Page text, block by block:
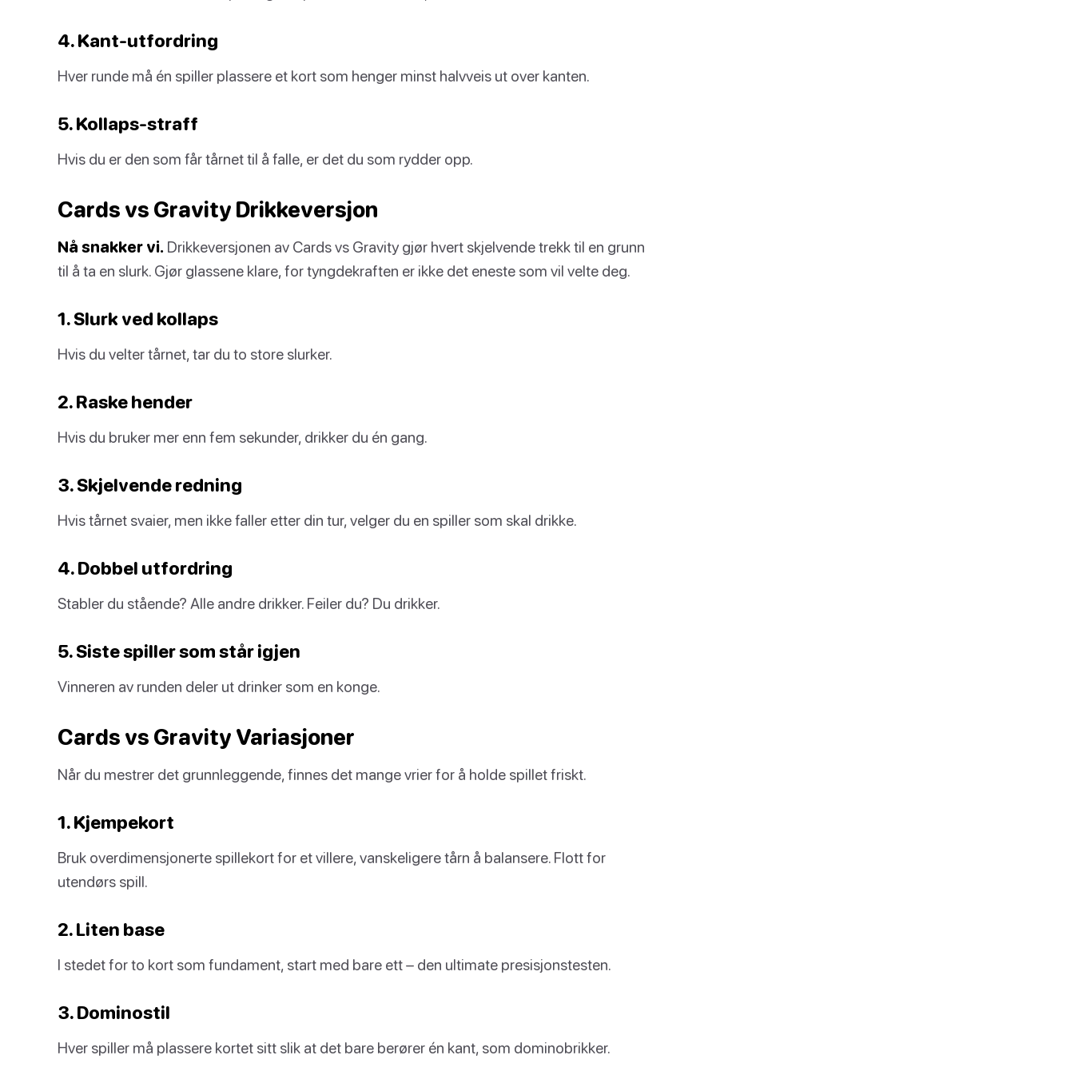
4. Kant-utfordring
Hver runde må én spiller plassere et kort som henger minst halvveis ut over kanten.
5. Kollaps-straff
Hvis du er den som får tårnet til å falle, er det du som rydder opp.
Cards vs Gravity Drikkeversjon
Nå snakker vi. Drikkeversjonen av Cards vs Gravity gjør hvert skjelvende trekk til en grunn
til å ta en slurk. Gjør glassene klare, for tyngdekraften er ikke det eneste som vil velte deg.
1. Slurk ved kollaps
Hvis du velter tårnet, tar du to store slurker.
2. Raske hender
Hvis du bruker mer enn fem sekunder, drikker du én gang.
3. Skjelvende redning
Hvis tårnet svaier, men ikke faller etter din tur, velger du en spiller som skal drikke.
4. Dobbel utfordring
Stabler du stående? Alle andre drikker. Feiler du? Du drikker.
5. Siste spiller som står igjen
Vinneren av runden deler ut drinker som en konge.
Cards vs Gravity Variasjoner
Når du mestrer det grunnleggende, finnes det mange vrier for å holde spillet friskt.
1. Kjempekort
Bruk overdimensjonerte spillekort for et villere, vanskeligere tårn å balansere. Flott for
utendørs spill.
2. Liten base
I stedet for to kort som fundament, start med bare ett – den ultimate presisjonstesten.
3. Dominostil
Hver spiller må plassere kortet sitt slik at det bare berører én kant, som dominobrikker.